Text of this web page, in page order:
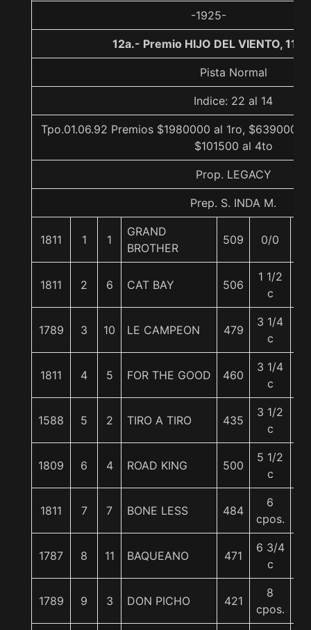
-1925-
12a.- Premio HIJO DEL VIENTO,
Pista Normal
Indice: 22 al 14
Tpo.01.06.92 Premios $1980000 al 1ro, $639000
$101500 al 4to
Prop. LEGACY
Prep. S. INDA M.
1811 1 1
GRAND
BROTHER
509 0/0
1811 2 6 CAT BAY 506
1 1/2
c
1789 3 10 LE CAMPEON 479
3 1/4
c
1811 4 5 FOR THE GOOD 460
3 1/4
c
1588 5 2 TIRO A TIRO 435
3 1/2
c
1809 6 4 ROAD KING 500
5 1/2
c
1811 7 7 BONE LESS 484
6
cpos.
1787 8 11 BAQUEANO 471
6 3/4
c
1789 9 3 DON PICHO 421
8
cpos.